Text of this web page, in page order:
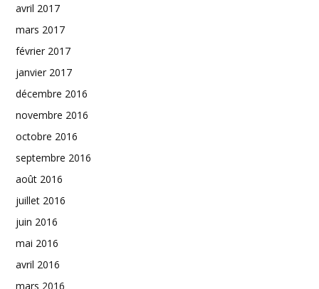
avril 2017
mars 2017
février 2017
janvier 2017
décembre 2016
novembre 2016
octobre 2016
septembre 2016
août 2016
juillet 2016
juin 2016
mai 2016
avril 2016
mars 2016